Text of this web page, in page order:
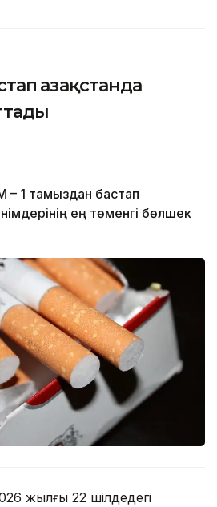
Қазақстанда
– 1 тамыздан бастап
ең төменгі бөлшек
жылғы 22 шілдедегі